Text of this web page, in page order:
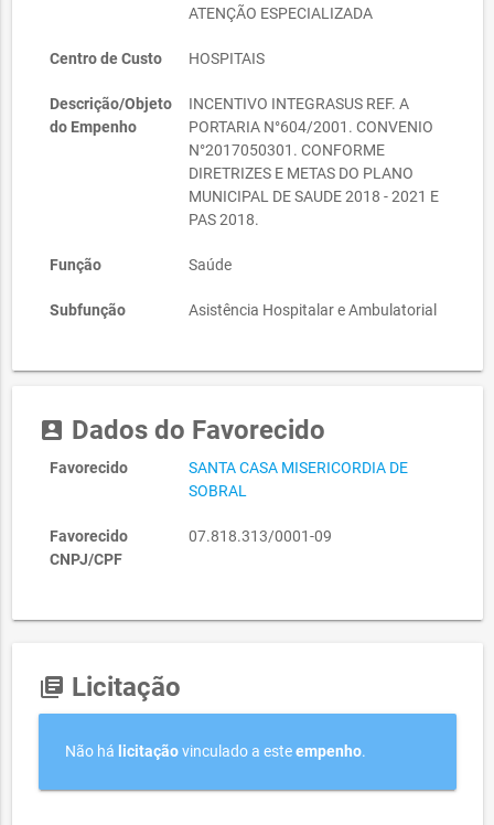
ATENÇÃO ESPECIALIZADA
Centro de Custo HOSPITAIS
Descrição/Objeto
do Empenho
INCENTIVO INTEGRASUS REF. A
PORTARIA N°604/2001. CONVENIO
N°2017050301. CONFORME
DIRETRIZES E METAS DO PLANO
MUNICIPAL DE SAUDE 2018 - 2021 E
PAS 2018.
Função Saúde
Subfunção Asistência Hospitalar e Ambulatorial
account_box Dados do Favorecido
Favorecido
SANTA CASA MISERICORDIA DE
SOBRAL
Favorecido
CNPJ/CPF
07.818.313/0001-09
library_books Licitação
Não há licitaçãovinculado a esteempenho.